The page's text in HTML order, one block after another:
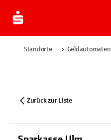
Standorte Geldautomaten
Zurück zur Liste